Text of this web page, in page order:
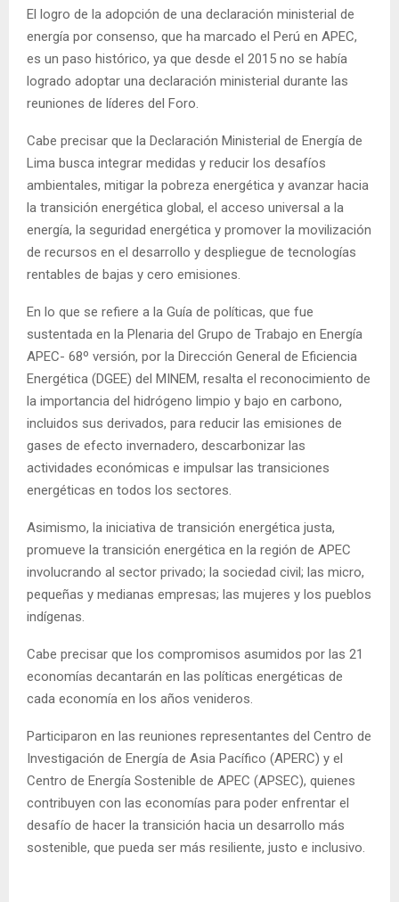
El logro de la adopción de una declaración ministerial de
energía por consenso, que ha marcado el Perú en APEC,
es un paso histórico, ya que desde el 2015 no se había
logrado adoptar una declaración ministerial durante las
reuniones de líderes del Foro.
Cabe precisar que la Declaración Ministerial de Energía de
Lima busca integrar medidas y reducir los desafíos
ambientales, mitigar la pobreza energética y avanzar hacia
la transición energética global, el acceso universal a la
energía, la seguridad energética y promover la movilización
de recursos en el desarrollo y despliegue de tecnologías
rentables de bajas y cero emisiones.
En lo que se refiere a la Guía de políticas, que fue
sustentada en la Plenaria del Grupo de Trabajo en Energía
APEC- 68º versión, por la Dirección General de Eficiencia
Energética (DGEE) del MINEM, resalta el reconocimiento de
la importancia del hidrógeno limpio y bajo en carbono,
incluidos sus derivados, para reducir las emisiones de
gases de efecto invernadero, descarbonizar las
actividades económicas e impulsar las transiciones
energéticas en todos los sectores.
Asimismo, la iniciativa de transición energética justa,
promueve la transición energética en la región de APEC
involucrando al sector privado; la sociedad civil; las micro,
pequeñas y medianas empresas; las mujeres y los pueblos
indígenas.
Cabe precisar que los compromisos asumidos por las 21
economías decantarán en las políticas energéticas de
cada economía en los años venideros.
Participaron en las reuniones representantes del Centro de
Investigación de Energía de Asia Pacífico (APERC) y el
Centro de Energía Sostenible de APEC (APSEC), quienes
contribuyen con las economías para poder enfrentar el
desafío de hacer la transición hacia un desarrollo más
sostenible, que pueda ser más resiliente, justo e inclusivo.